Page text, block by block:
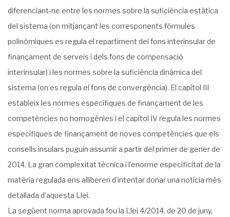
diferenciant-ne entre les normes sobre la suficiència estàtica
del sistema (on mitjançant les corresponents fórmules
polinòmiques es regula el repartiment del fons interinsular de
finançament de serveis i dels fons de compensació
interinsular) i les normes sobre la suficiència dinàmica del
sistema (on es regula el fons de convergència). El capítol III
estableix les normes específiques de finançament de les
competències no homogènies i el capítol IV regula les normes
específiques de finançament de noves competències que els
consells insulars puguin assumir a partir del primer de gener de
2014. La gran complexitat tècnica i l’enorme especificitat de la
matèria regulada ens alliberen d’intentar donar una notícia més
detallada d’aquesta Llei.
La següent norma aprovada fou la Llei 4/2014, de 20 de juny,